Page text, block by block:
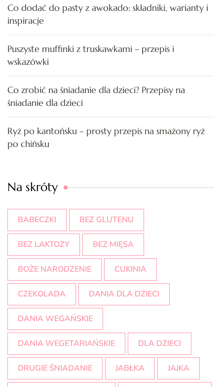
Co dodać do pasty z awokado: składniki, warianty i
inspiracje
Puszyste muffinki z truskawkami – przepis i
wskazówki
Co zrobić na śniadanie dla dzieci? Przepisy na
śniadanie dla dzieci
Ryż po kantońsku – prosty przepis na smażony ryż
po chińsku
Na skróty
BABECZKI BEZ GLUTENU
BEZ LAKTOZY BEZ MIĘSA
BOŻE NARODZENIE CUKINIA
CZEKOLADA DANIA DLA DZIECI
DANIA WEGAŃSKIE
DANIA WEGETARIAŃSKIE DLA DZIECI
DRUGIE ŚNIADANIE JABŁKA JAJKA